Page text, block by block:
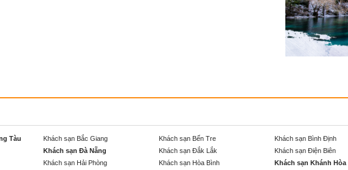
Tàu Khách sạn Bắc Giang Khách sạn Bến Tre Khách sạn Bình Định
Khách sạn Đà Nẵng Khách sạn Đắk Lắk Khách sạn Điện Biên
Khách sạn Hải Phòng Khách sạn Hòa Bình Khách sạn Khánh Hòa